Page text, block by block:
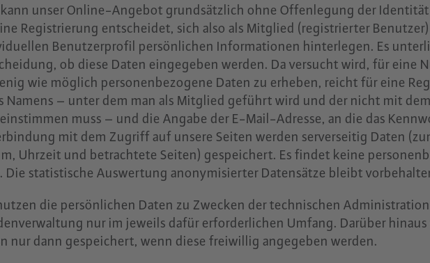
unser Online-Angebot grundsätzlich ohne Offenlegung der
Registrierung entscheidet, sich also als Mitglied (registrierter
Benutzerprofil persönlichen Informationen hinterlegen. Es
ob diese Daten eingegeben werden. Da versucht wird, für eine
wie möglich personenbezogene Daten zu erheben, reicht für eine
Namens – unter dem man als Mitglied geführt wird und der nicht mit
muss – und die Angabe der E-Mail-Adresse, an die das
mit dem Zugriff auf unsere Seiten werden serverseitig Daten
Uhrzeit und betrachtete Seiten) gespeichert. Es findet keine
Die statistische Auswertung anonymisierter Datensätze bleibt
die persönlichen Daten zu Zwecken der technischen
nur im jeweils dafür erforderlichen Umfang. Darüber
nur dann gespeichert, wenn diese freiwillig angegeben werden.